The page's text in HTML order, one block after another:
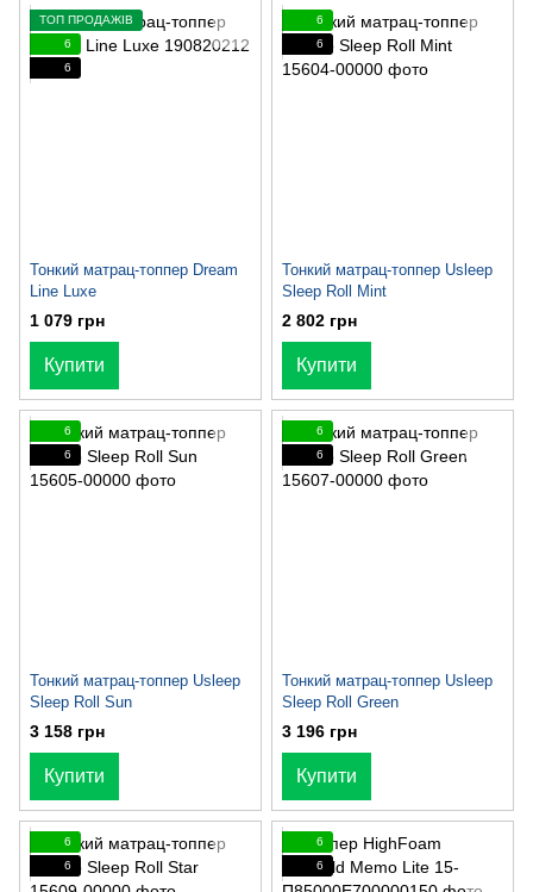
ТОП ПРОДАЖІВ
6
6
Тонкий матрац-топпер Dream
Line Luxe
1 079 грн
Купити
6
6
Тонкий матрац-топпер Usleep
Sleep Roll Mint
2 802 грн
Купити
6
6
Тонкий матрац-топпер Usleep
Sleep Roll Sun
3 158 грн
Купити
6
6
Тонкий матрац-топпер Usleep
Sleep Roll Green
3 196 грн
Купити
6
6
6
6